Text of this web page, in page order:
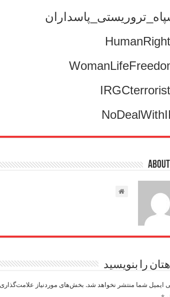
را بنویسید
ایمیل شما منتشر نخواهد شد. بخش‌های موردنیاز